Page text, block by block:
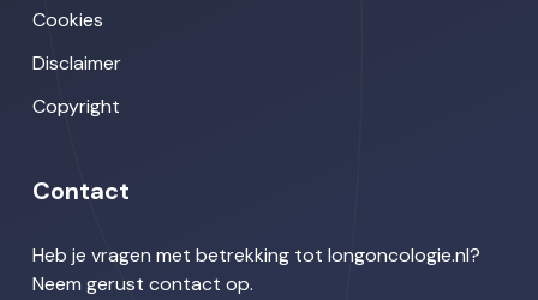
Cookies
Disclaimer
Copyright
Contact
Heb je vragen met betrekking tot longoncologie.nl?
Neem gerust contact op.